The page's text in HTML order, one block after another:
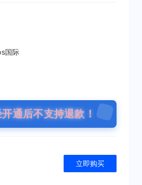
国际
通后不支持退款！
立即购买